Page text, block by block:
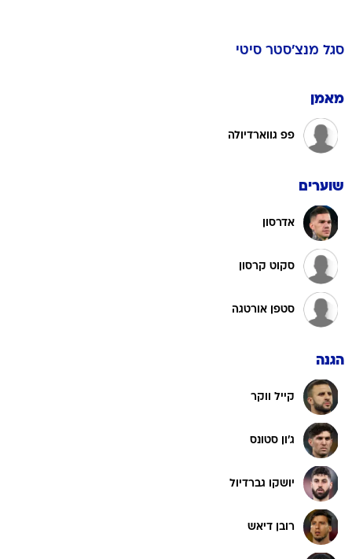
סגל מנצ'סטר סיטי
מאמן
פפ גווארדיולה
שוערים
אדרסון
סקוט קרסון
סטפן אורטגה
הגנה
קייל ווקר
ג'ון סטונס
יושקו גברדיול
רובן דיאש